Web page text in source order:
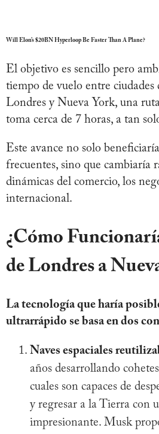
Will Elon’s $20BN Hyperloop Be Faster Than A Plane?
El objetivo es sencillo pero
tiempo de vuelo entre ciudades
Londres y Nueva York, una
toma cerca de 7 horas, a tan
Este avance no solo
frecuentes, sino que cambiaría
dinámicas del comercio, los
internacional.
¿Cómo
de Londres a
La tecnología que haría
ultrarrápido se basa en dos
Naves espaciales
años desarrollando
cuales son capaces de
y regresar a la Tierra con
impresionante. Musk